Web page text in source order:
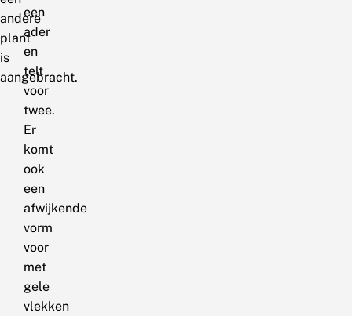
andere
plant
is
aangebracht.
een
ader
en
telt
voor
twee.
Er
komt
ook
een
afwijkende
vorm
voor
met
gele
vlekken